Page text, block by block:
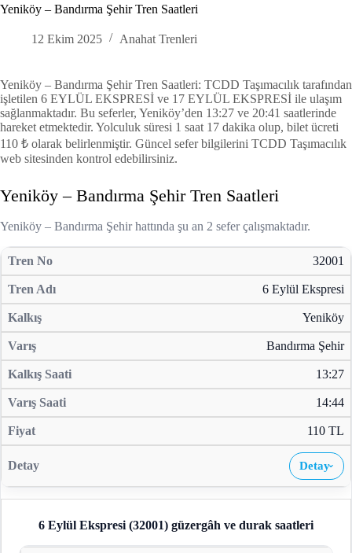
Yeniköy – Bandırma Şehir Tren Saatleri
12 Ekim 2025 Anahat Trenleri
Yeniköy – Bandırma Şehir Tren Saatleri: TCDD Taşımacılık tarafından
işletilen 6 EYLÜL EKSPRESİ ve 17 EYLÜL EKSPRESİ ile ulaşım
sağlanmaktadır. Bu seferler, Yeniköy’den 13:27 ve 20:41 saatlerinde
hareket etmektedir. Yolculuk süresi 1 saat 17 dakika olup, bilet ücreti
110 ₺ olarak belirlenmiştir. Güncel sefer bilgilerini TCDD Taşımacılık
web sitesinden kontrol edebilirsiniz.
Yeniköy – Bandırma Şehir Tren Saatleri
Yeniköy – Bandırma Şehir hattında şu an 2 sefer çalışmaktadır.
32001
6 Eylül Ekspresi
Yeniköy
Bandırma Şehir
13:27
14:44
110 TL
Detay›
6 Eylül Ekspresi (32001) güzergâh ve durak saatleri